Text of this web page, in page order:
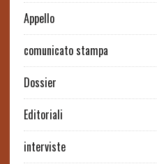
Appello
comunicato stampa
Dossier
Editoriali
interviste